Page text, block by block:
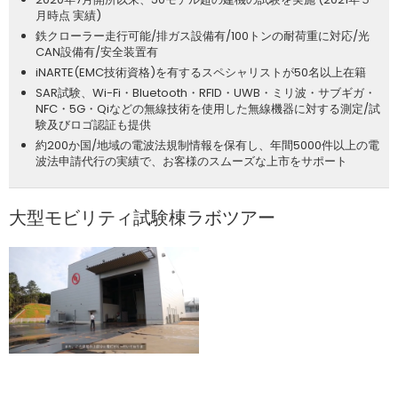
月時点 実績)
鉄クローラー走行可能/排ガス設備有/100トンの耐荷重に対応/光
CAN設備有/安全装置有
iNARTE(EMC技術資格)を有するスペシャリストが50名以上在籍
SAR試験、Wi-Fi・Bluetooth・RFID・UWB・ミリ波・サブギガ・
NFC・5G・Qiなどの無線技術を使用した無線機器に対する測定/試
験及びロゴ認証も提供
約200か国/地域の電波法規制情報を保有し、年間5000件以上の電
波法申請代行の実績で、お客様のスムーズな上市をサポート
大型モビリティ試験棟ラボツアー